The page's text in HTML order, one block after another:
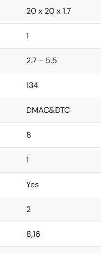
20 x 20 x 1.7
1
2.7 - 5.5
134
DMAC&DTC
8
1
Yes
2
8,16